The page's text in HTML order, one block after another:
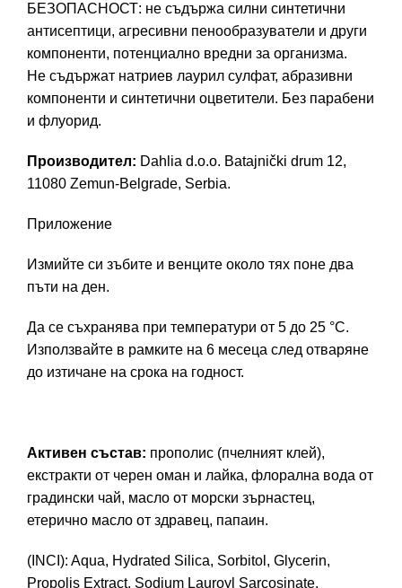
БЕЗОПАСНОСТ: не съдържа силни синтетични
антисептици, агресивни пенообразуватели и други
компоненти, потенциално вредни за организма.
Не съдържат натриев лаурил сулфат, абразивни
компоненти и синтетични оцветители. Без парабени
и флуорид.
Производител: Dahlia d.o.o. Batajnički drum 12,
11080 Zemun-Belgrade, Serbia.
Приложение
Измийте си зъбите и венците около тях поне два
пъти на ден.
Да се съхранява при температури от 5 до 25 °C.
Използвайте в рамките на 6 месеца след отваряне
до изтичане на срока на годност.
Активен състав: прополис (пчелният клей),
екстракти от черен оман и лайка, флорална вода от
градински чай, масло от морски зърнастец,
етерично масло от здравец, папаин.
(INCI): Aqua, Hydrated Silica, Sorbitol, Glycerin,
Propolis Extract, Sodium Lauroyl Sarcosinate,